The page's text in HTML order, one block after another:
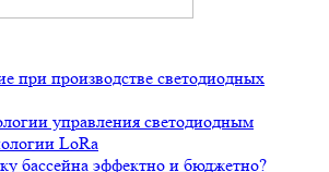
при производстве светодиодных
управления светодиодным
LoRa
бассейна эффектно и бюджетно?